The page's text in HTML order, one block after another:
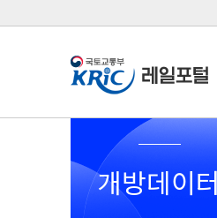
개방데이터